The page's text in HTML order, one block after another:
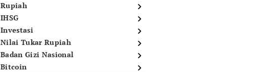
Rupiah
IHSG
Investasi
Nilai Tukar Rupiah
Badan Gizi Nasional
Bitcoin